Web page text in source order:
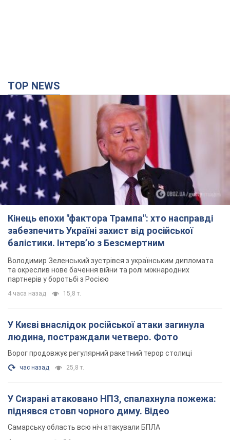
TOP NEWS
Кінець епохи "фактора Трампа": хто насправді
забезпечить Україні захист від російської
балістики. Інтерв’ю з Безсмертним
Володимир Зеленський зустрівся з українським дипломата
та окреслив нове бачення війни та ролі міжнародних
партнерів у боротьбі з Росією
4 часа назад 15,8 т.
У Києві внаслідок російської атаки загинула
людина, постраждали четверо. Фото
Ворог продовжує регулярний ракетний терор столиці
час назад 25,8 т.
У Сизрані атаковано НПЗ, спалахнула пожежа:
піднявся стовп чорного диму. Відео
Самарську область всю ніч атакували БПЛА